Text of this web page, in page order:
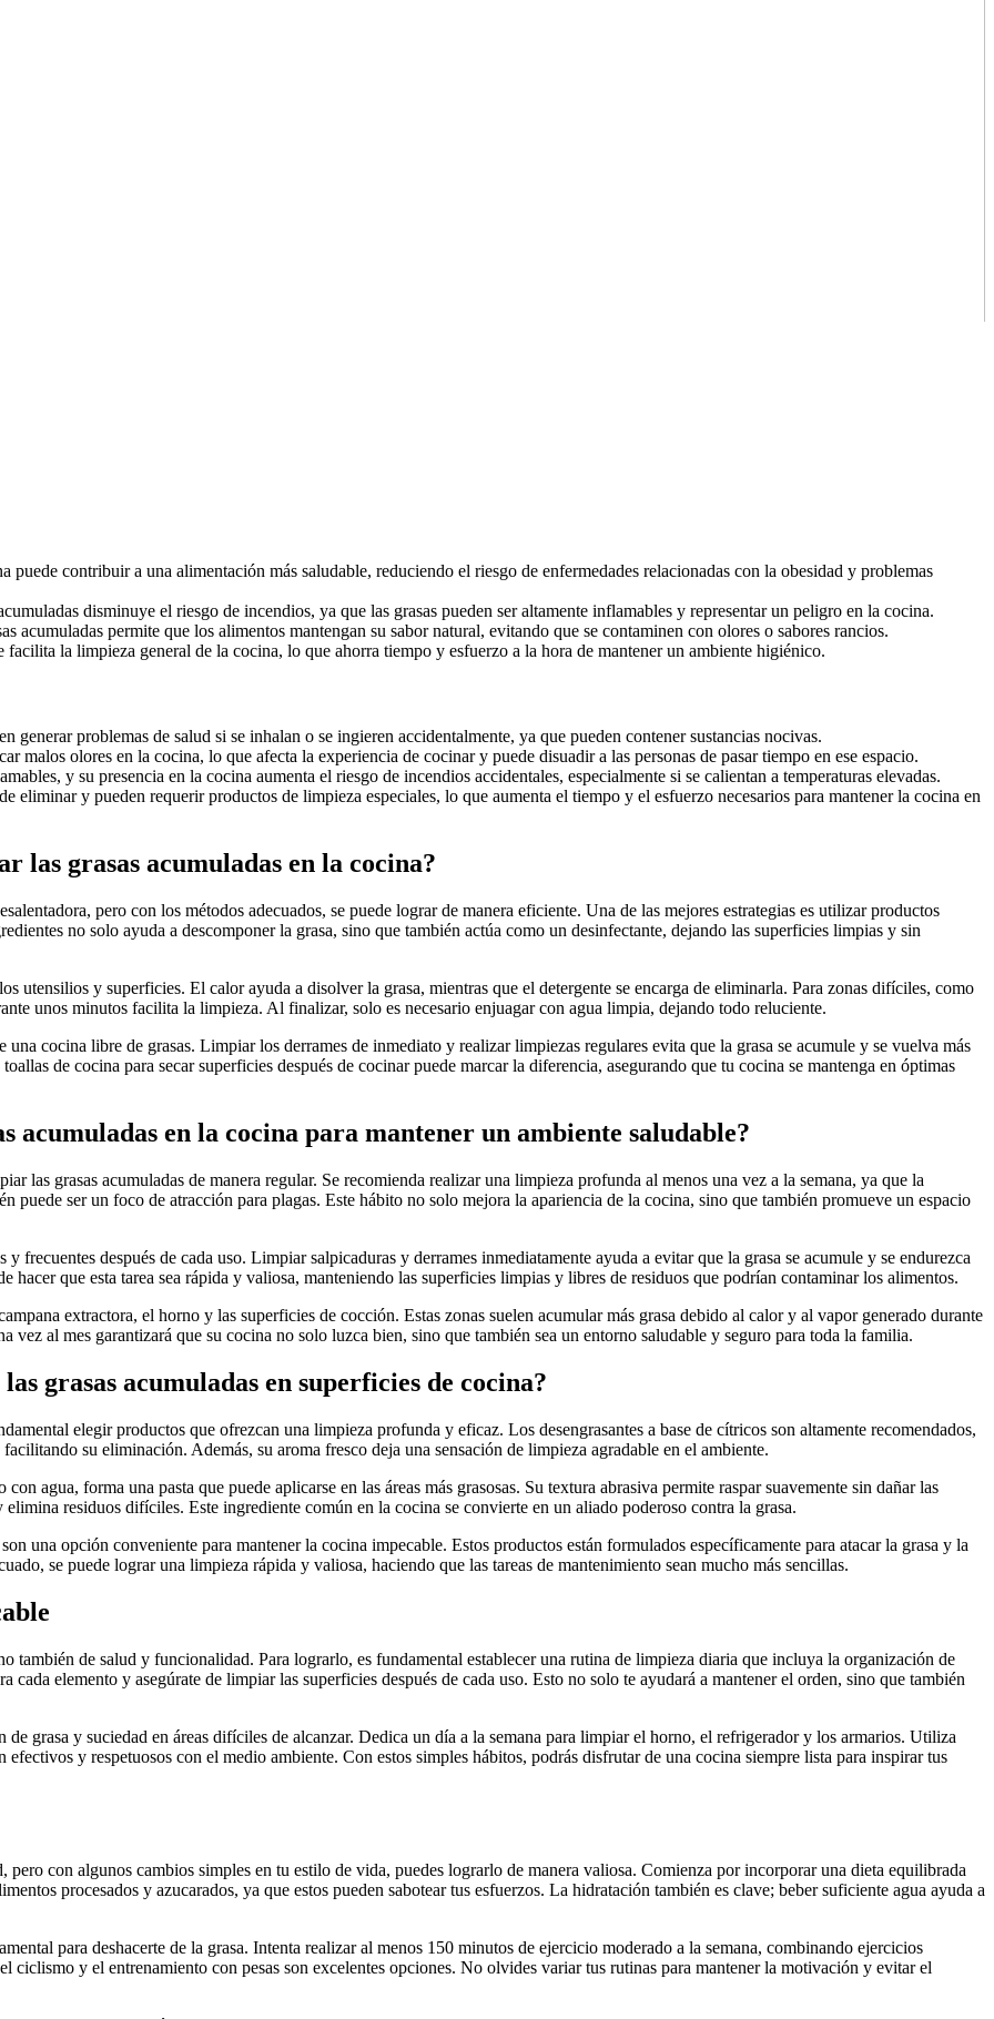
puede contribuir a una alimentación más saludable, reduciendo el riesgo de enfermedades relacionadas con la obesidad y problemas
disminuye el riesgo de incendios, ya que las grasas pueden ser altamente inflamables y representar un peligro en la cocina.
acumuladas permite que los alimentos mantengan su sabor natural, evitando que se contaminen con olores o sabores rancios.
facilita la limpieza general de la cocina, lo que ahorra tiempo y esfuerzo a la hora de mantener un ambiente higiénico.
generar problemas de salud si se inhalan o se ingieren accidentalmente, ya que pueden contener sustancias nocivas.
malos olores en la cocina, lo que afecta la experiencia de cocinar y puede disuadir a las personas de pasar tiempo en ese espacio.
y su presencia en la cocina aumenta el riesgo de incendios accidentales, especialmente si se calientan a temperaturas elevadas.
eliminar y pueden requerir productos de limpieza especiales, lo que aumenta el tiempo y el esfuerzo necesarios para mantener la cocina en
las grasas acumuladas en la cocina?
pero con los métodos adecuados, se puede lograr de manera eficiente. Una de las mejores estrategias es utilizar productos
no solo ayuda a descomponer la grasa, sino que también actúa como un desinfectante, dejando las superficies limpias y sin
utensilios y superficies. El calor ayuda a disolver la grasa, mientras que el detergente se encarga de eliminarla. Para zonas difíciles, como
unos minutos facilita la limpieza. Al finalizar, solo es necesario enjuagar con agua limpia, dejando todo reluciente.
cocina libre de grasas. Limpiar los derrames de inmediato y realizar limpiezas regulares evita que la grasa se acumule y se vuelva más
de cocina para secar superficies después de cocinar puede marcar la diferencia, asegurando que tu cocina se mantenga en óptimas
acumuladas en la cocina para mantener un ambiente saludable?
las grasas acumuladas de manera regular. Se recomienda realizar una limpieza profunda al menos una vez a la semana, ya que la
puede ser un foco de atracción para plagas. Este hábito no solo mejora la apariencia de la cocina, sino que también promueve un espacio
frecuentes después de cada uso. Limpiar salpicaduras y derrames inmediatamente ayuda a evitar que la grasa se acumule y se endurezca
que esta tarea sea rápida y valiosa, manteniendo las superficies limpias y libres de residuos que podrían contaminar los alimentos.
extractora, el horno y las superficies de cocción. Estas zonas suelen acumular más grasa debido al calor y al vapor generado durante
vez al mes garantizará que su cocina no solo luzca bien, sino que también sea un entorno saludable y seguro para toda la familia.
grasas acumuladas en superficies de cocina?
elegir productos que ofrezcan una limpieza profunda y eficaz. Los desengrasantes a base de cítricos son altamente recomendados,
su eliminación. Además, su aroma fresco deja una sensación de limpieza agradable en el ambiente.
agua, forma una pasta que puede aplicarse en las áreas más grasosas. Su textura abrasiva permite raspar suavemente sin dañar las
residuos difíciles. Este ingrediente común en la cocina se convierte en un aliado poderoso contra la grasa.
una opción conveniente para mantener la cocina impecable. Estos productos están formulados específicamente para atacar la grasa y la
se puede lograr una limpieza rápida y valiosa, haciendo que las tareas de mantenimiento sean mucho más sencillas.
también de salud y funcionalidad. Para lograrlo, es fundamental establecer una rutina de limpieza diaria que incluya la organización de
elemento y asegúrate de limpiar las superficies después de cada uso. Esto no solo te ayudará a mantener el orden, sino que también
grasa y suciedad en áreas difíciles de alcanzar. Dedica un día a la semana para limpiar el horno, el refrigerador y los armarios. Utiliza
y respetuosos con el medio ambiente. Con estos simples hábitos, podrás disfrutar de una cocina siempre lista para inspirar tus
con algunos cambios simples en tu estilo de vida, puedes lograrlo de manera valiosa. Comienza por incorporar una dieta equilibrada
procesados y azucarados, ya que estos pueden sabotear tus esfuerzos. La hidratación también es clave; beber suficiente agua ayuda a
para deshacerte de la grasa. Intenta realizar al menos 150 minutos de ejercicio moderado a la semana, combinando ejercicios
ciclismo y el entrenamiento con pesas son excelentes opciones. No olvides variar tus rutinas para mantener la motivación y evitar el